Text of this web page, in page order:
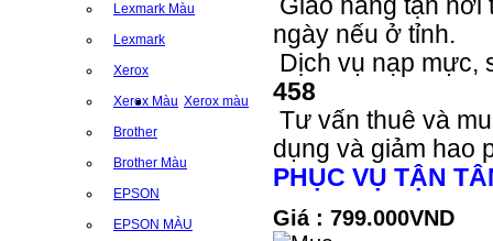
Lexmark Màu
Lexmark
Xerox
Xerox Màu Xerox màu
Brother
Brother Màu
EPSON
EPSON MÀU
Giao hàng tận nơi
ngày nếu ở tỉnh.
Dịch vụ nạp mực,
458
Tư vấn thuê và
dụng và giảm hao
PHỤC VỤ TẬN
Giá : 799.000VND